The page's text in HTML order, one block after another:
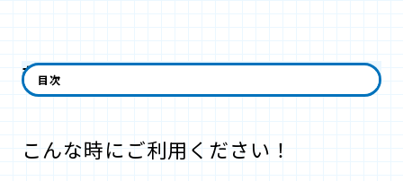
非破壊で簡単に組成を調べることができます。
こんな時にご利用ください！
目次